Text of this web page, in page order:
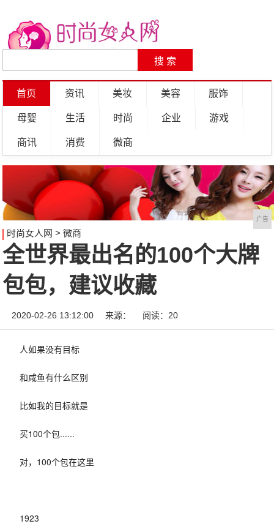
首页 资讯 美妆 美容 服饰
母婴 生活 时尚 企业 游戏
商讯 消费 微商
广告
时尚女人网 > 微商
全世界最出名的100个大牌
包包，建议收藏
2020-02-26 13:12:00 来源： 阅读：20
人如果没有目标
和咸鱼有什么区别
比如我的目标就是
买100个包......
对，100个包在这里
1923